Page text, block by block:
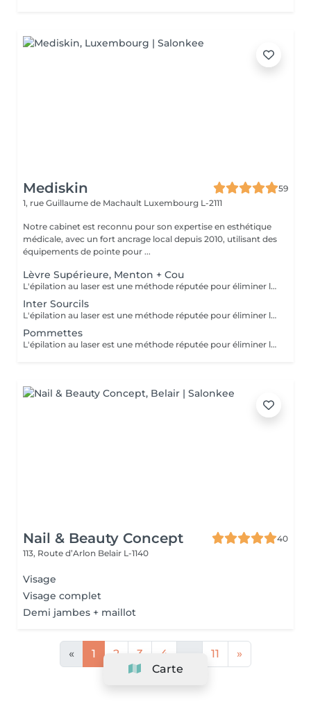
Mediskin
59
1, rue Guillaume de Machault Luxembourg L-2111
Notre cabinet est reconnu pour son expertise en esthétique
médicale, avec un fort ancrage local depuis 2010, utilisant des
équipements de pointe pour ...
Lèvre Supérieure, Menton + Cou
L'épilation au laser est une méthode réputée pour éliminer les poils indésirables de manière durable. Au cabinet Mediskin, trois types de machines sont disponibles en fonction de votre phototype : Alexandrite, Nd-Yag et Diode. Lors de votre première séance, nous effectuerons un bilan pour établir ensemble vos objectifs en fonction de votre peau et de votre pilosité.
Inter Sourcils
L'épilation au laser est une méthode réputée pour éliminer les poils indésirables de manière durable. Au cabinet Mediskin, trois types de machines sont disponibles en fonction de votre phototype : Alexandrite, Nd-Yag et Diode. Lors de votre première séance, nous effectuerons un bilan pour établir ensemble vos objectifs en fonction de votre peau et de votre pilosité.
Pommettes
L'épilation au laser est une méthode réputée pour éliminer les poils indésirables de manière durable. Au cabinet Mediskin, trois types de machines sont disponibles en fonction de votre phototype : Alexandrite, Nd-Yag et Diode. Lors de votre première séance, nous effectuerons un bilan pour établir ensemble vos objectifs en fonction de votre peau et de votre pilosité.
Nail & Beauty Concept
40
113, Route d’Arlon Belair L-1140
Visage
Visage complet
Demi jambes + maillot
« 1 2 3 4 11
»
Carte